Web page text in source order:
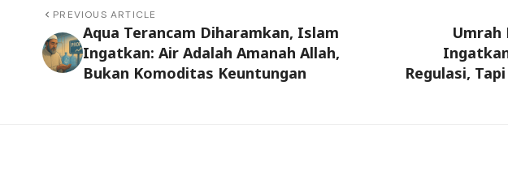
PREVIOUS ARTICLE
Aqua Terancam Diharamkan, Islam
Ingatkan: Air Adalah Amanah Allah,
Bukan Komoditas Keuntungan
Umrah
Regulasi,